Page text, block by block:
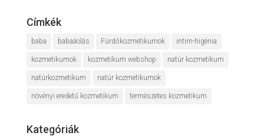
6.000 Ft.
Címkék
baba babaáolás Fürdőkozmetikumok intim-higénia
kozmetikumok kozmetikum webshop natúr kozmetikum
natúrkozmetikum natúr kozmetikumok
növényi eredetű kozmetikum természetes kozmetikum
Kategóriák